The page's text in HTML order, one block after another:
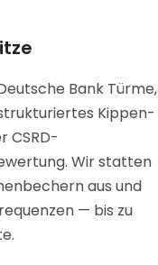
Bank Türme,
Kippen-
CSRD-
Wir statten
aus und
— bis zu